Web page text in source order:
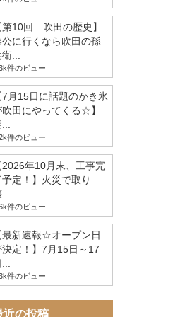
第10回 吹田の歴史】
公に行くなら吹田の孫
...
件のビュー
7月15日に話題のかき氷
吹田にやってくる☆】
件のビュー
2026年10月末、工事完
予定！】火災で取り
件のビュー
最新速報☆オープン日
決定！】7月15日～17
件のビュー
近の投稿